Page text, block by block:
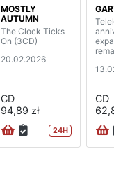
MOSTLY
AUTUMN
The Clock Ticks
On (3CD)
20.02.2026
CD
94,89 zł
24H
CD